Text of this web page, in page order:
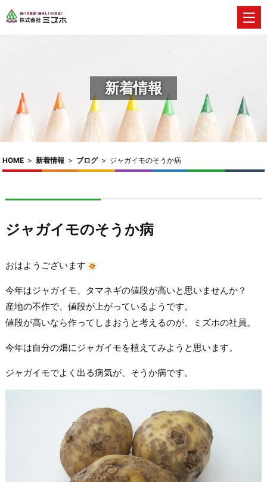
新着情報
HOME > 新着情報 > ブログ> ジャガイモのそうか病
ジャガイモのそうか病
おはようございます
今年はジャガイモ、タマネギの値段が高いと思いませんか？
産地の不作で、値段が上がっているようです。
値段が高いなら作ってしまおうと考えるのが、ミズホの社員。
今年は自分の畑にジャガイモを植えてみようと思います。
ジャガイモでよく出る病気が、そうか病です。